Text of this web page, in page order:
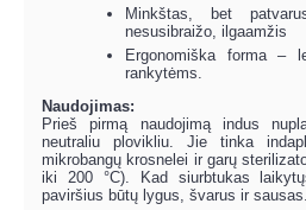
Minkštas, bet
nesusibraižo, ilgaamžis
Ergonomiška forma –
rankytėms.
Naudojimas:
Prieš pirmą naudojimą indus
neutraliu plovikliu. Jie tinka
mikrobangų krosnelei ir garų
iki 200 °C). Kad siurbtukas
paviršius būtų lygus, švarus ir sausas.